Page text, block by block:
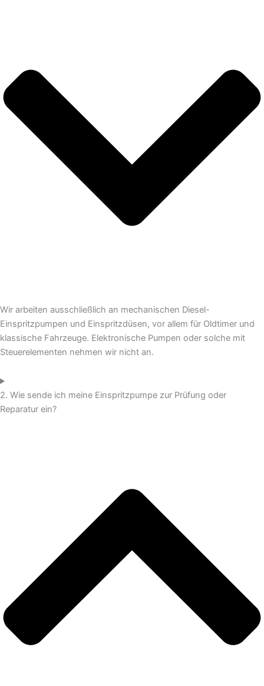
Wir arbeiten ausschließlich an mechanischen Diesel-
Einspritzpumpen und Einspritzdüsen, vor allem für Oldtimer und
klassische Fahrzeuge. Elektronische Pumpen oder solche mit
Steuerelementen nehmen wir nicht an.
2. Wie sende ich meine Einspritzpumpe zur Prüfung oder
Reparatur ein?